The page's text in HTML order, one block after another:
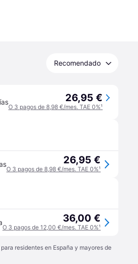
Recomendado
26,95 €
O 3 pagos de 8,98 €/mes. TAE 0%¹
26,95 €
O 3 pagos de 8,98 €/mes. TAE 0%¹
36,00 €
O 3 pagos de 12,00 €/mes. TAE 0%¹
residentes en España y mayores de